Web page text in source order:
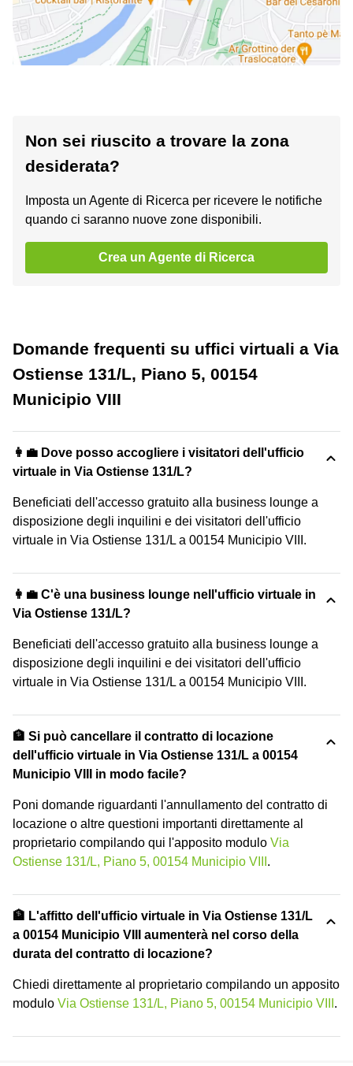
Non sei riuscito a trovare la zona
desiderata?
Imposta un Agente di Ricerca per ricevere le notifiche
quando ci saranno nuove zone disponibili.
Crea un Agente di Ricerca
Domande frequenti su uffici virtuali a Via
Ostiense 131/L, Piano 5, 00154
Municipio VIII
👩‍💼 Dove posso accogliere i visitatori dell'ufficio
virtuale in Via Ostiense 131/L?
Beneficiati dell'accesso gratuito alla business lounge a
disposizione degli inquilini e dei visitatori dell'ufficio
virtuale in Via Ostiense 131/L a 00154 Municipio VIII.
👩‍💼 C'è una business lounge nell'ufficio virtuale in
Via Ostiense 131/L?
Beneficiati dell'accesso gratuito alla business lounge a
disposizione degli inquilini e dei visitatori dell'ufficio
virtuale in Via Ostiense 131/L a 00154 Municipio VIII.
🏦 Si può cancellare il contratto di locazione
dell'ufficio virtuale in Via Ostiense 131/L a 00154
Municipio VIII in modo facile?
Poni domande riguardanti l'annullamento del contratto di
locazione o altre questioni importanti direttamente al
proprietario compilando qui l'apposito modulo Via
Ostiense 131/L, Piano 5, 00154 Municipio VIII .
🏦 L'affitto dell'ufficio virtuale in Via Ostiense 131/L
a 00154 Municipio VIII aumenterà nel corso della
durata del contratto di locazione?
Chiedi direttamente al proprietario compilando un apposito
modulo Via Ostiense 131/L, Piano 5, 00154 Municipio VIII .